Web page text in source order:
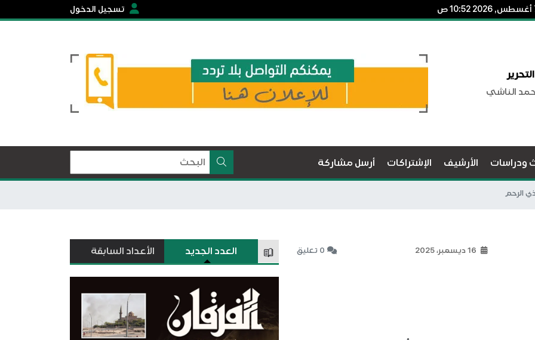
تسجيل الدخول
الناشي
ودراسات الأرشيف الإشتراكات أرسل مشاركة
الرحم
0 تعليق العدد الجديد الأعداد السابقة